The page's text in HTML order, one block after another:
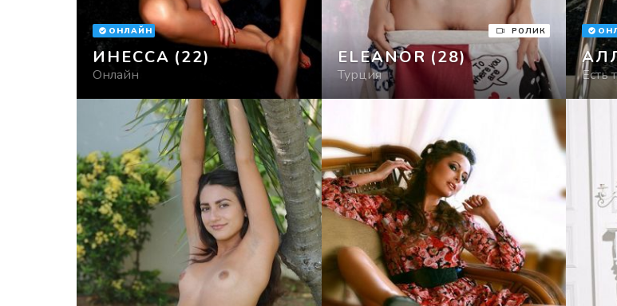
ИНЕССА (22)
Онлайн
ОНЛАЙН
ELEANOR (28)
Турция
РОЛИК
Есть